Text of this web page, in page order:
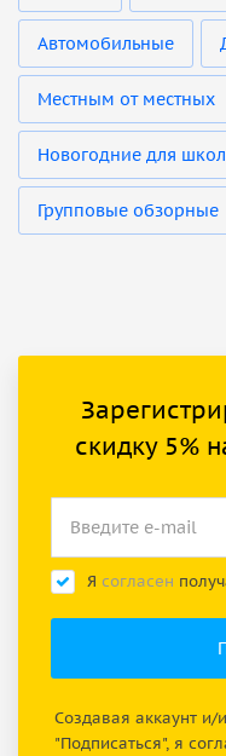
Автомобильные
Местным от местных
Новогодние для
Групповые обзорные
скидку 5%
Я согласен
Создавая аккаунт
"Подписаться", я